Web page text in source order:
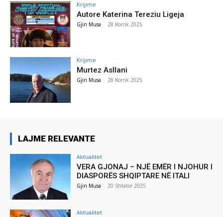
Krijime
Autore Katerina Tereziu Ligeja
Gjin Musa - 28 Korrik 2025
Krijime
Murtez Asllani
Gjin Musa - 28 Korrik 2025
LAJME RELEVANTE
Aktualitet
VERA GJONAJ – NJË EMËR I NJOHUR I
DIASPORËS SHQIPTARE NË ITALI
Gjin Musa - 20 Shtator 2025
Aktualitet